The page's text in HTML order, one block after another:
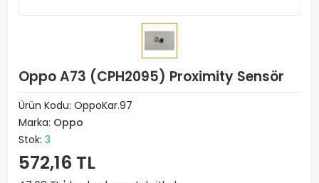
Oppo A73 (CPH2095) Proximity Sensör
Ürün Kodu: OppoKar.97
Marka: Oppo
Stok: 3
572,16 TL